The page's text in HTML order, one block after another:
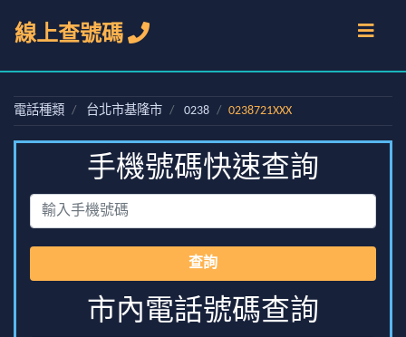
線上查號碼
電話種類 台北市基隆市 0238 0238721XXX
手機號碼快速查詢
查詢
市內電話號碼查詢